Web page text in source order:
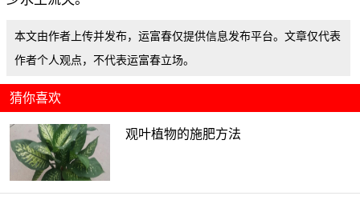
本文由作者上传并发布，运富春仅提供信息发布平台。文章仅代表
作者个人观点，不代表运富春立场。
猜你喜欢
观叶植物的施肥方法